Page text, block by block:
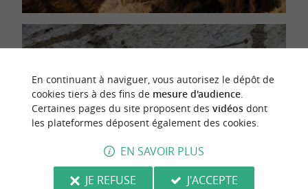
En continuant à naviguer, vous autorisez le dépôt de
cookies tiers à des fins de mesure d'audience.
Certaines pages du site proposent des vidéosdont
les plateformes déposent également des cookies.
EN SAVOIR PLUS
JE REFUSE
J'ACCEPTE